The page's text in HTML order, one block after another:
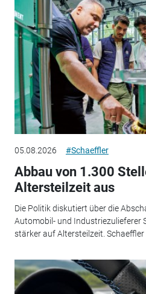
05.08.2026 #Schaeffler
Abbau von 1.300
Altersteilzeit aus
Die Politik diskutiert über die
Automobil- und Industriezulieferer
stärker auf Altersteilzeit. Schaeffler